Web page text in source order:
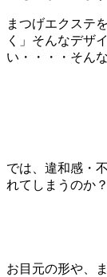
まつげエクステ
く」 そんなデザ
い・・・・ そん
では、違和感・
れてしまうのか
お目元の形や、